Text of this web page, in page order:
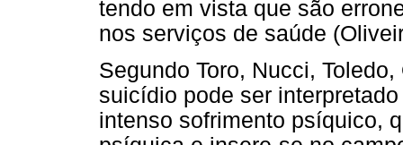
tendo em vista que são
nos serviços de saúde
Segundo Toro, Nucci,
suicídio pode ser
intenso sofrimento psíquico,